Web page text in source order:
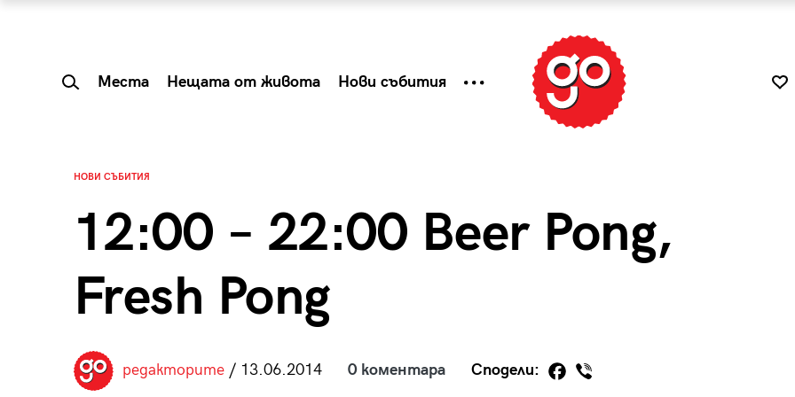
Места Нещата от живота Нови събития
НОВИ СЪБИТИЯ
12:00 – 22:00 Beer Pong,
Fresh Pong
редакторите/ 13.06.2014 0 коментара Сподели:
Summer Prelude: как
Tender is the Wine – Какво